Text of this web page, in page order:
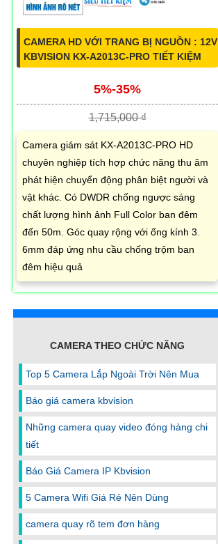
CAMERA HD VỚI TRANG BỊ NGUỒN : 12V
KBVISION KX-A2013C-PRO TIẾT KIỆM
5%-35%
1,715,000 ₫
Camera giám sát KX-A2013C-PRO HD
chuyên nghiệp tích hợp chức năng thu âm
phát hiện chuyển động phân biệt người và
vật khác. Có DWDR chống ngược sáng
chất lượng hình ảnh Full Color ban đêm
đến 50m. Góc quay rộng với ống kính 3.
6mm đáp ứng nhu cầu chống trộm ban
đêm hiệu quả
CAMERA THEO CHỨC NĂNG
Top 5 Camera Lắp Ngoài Trời Nên Mua
Báo giá camera kbvision
Những camera quay video đóng hàng chi
tiết
Báo Giá Camera IP Kbvision
5 Camera Wifi Giá Rẻ Nên Dùng
camera quay rõ tem đơn hàng